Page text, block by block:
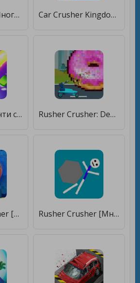
Casual Blade [Много денег] Car Crusher Kingdom [Много монет]
Gun Crusher: Aнти стресс игра [Много монет] Rusher Crusher: Demolition! [Мод меню]
Saw Brick Crusher [Бесплатные покупки] Rusher Crusher [Много монет]